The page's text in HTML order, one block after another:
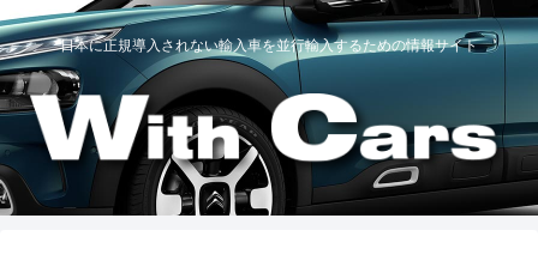
日本に正規導入されない輸入車を並行輸入するための情報サイト